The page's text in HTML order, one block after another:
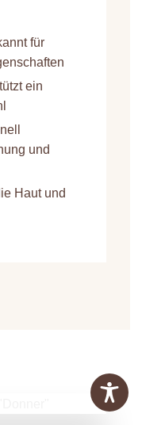
für
ein
und
Haut und